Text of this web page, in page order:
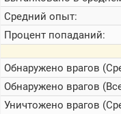
Средний опыт:
Процент попаданий:
Обнаружено врагов
Обнаружено врагов
Уничтожено врагов